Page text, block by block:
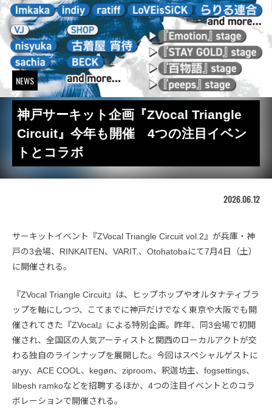
NEWS
神戸サーキット企画『ZVocal Triangle
Circuit』今年も開催 4つの注目イベン
トとコラボ
2026.06.12
サーキットイベント『ZVocal Triangle Circuit vol.2』が兵庫・神
戸の3会場、RINKAITEN、VARIT.、Otohatobaにて7月4日（土）
に開催される。
『ZVocal Triangle Circuit』は、ヒップホップやオルタナティブラ
ップを軸にしつつ、こてまでに神戸だけでなく東京や大阪でも開
催されてきた『ZVocal』による特別企画。昨年、同3会場で初開
催され、全国区の人気アーティストと関西のローカルアクトが交
わる独自のラインナップを展開した。今回はスペシャルゲストに
aryy、ACE COOL、kegøn、ziproom、釈迦坊主、fogsettings、
lilbesh ramkoなどを招聘するほか、4つの注目イベントとのコラ
ボレーションで開催される。